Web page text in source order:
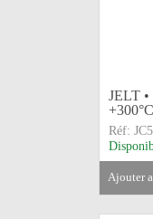
JELT •
Réf:
ajouter